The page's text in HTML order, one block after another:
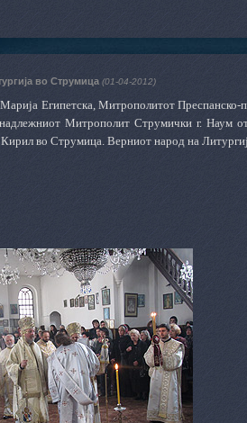
во Струмица (01-04-2012)
Египетска, Митрополитот
Митрополит Струмички г. Наум
во Струмица. Верниот народ на